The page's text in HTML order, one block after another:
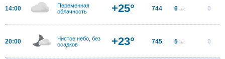
14:00
Переменная
облачность
+25° 744 6 м/с 0
20:00
Чистое небо, без
осадков
+23° 745 5 м/с 0